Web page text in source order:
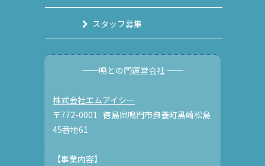
スタッフ募集
──鳴との門運営会社 ──
株式会社エムアイシー
〒772-0001 徳島県鳴門市撫養町黒崎松島
45番地61
【事業内容】